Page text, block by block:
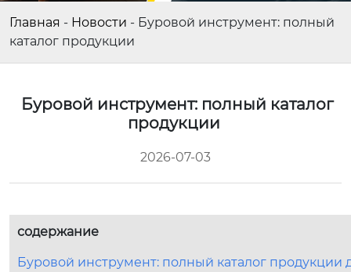
Главная - Новости - Буровой инструмент: полный
каталог продукции
Буровой инструмент: полный каталог
продукции
2026-07-03
содержание
Буровой инструмент: полный каталог